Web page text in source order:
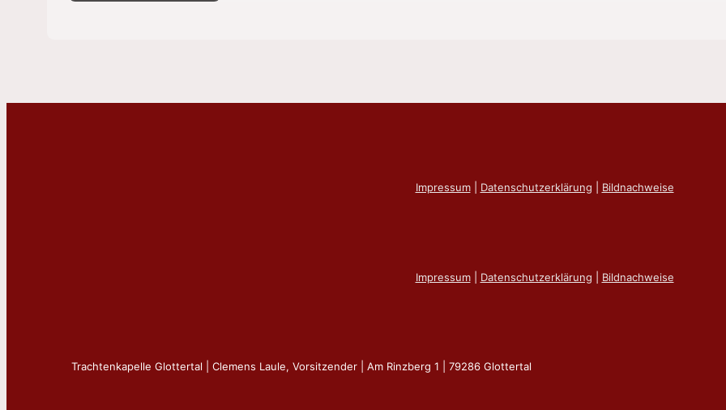
Impressum| Datenschutzerklärung Bildnachweise
Impressum| Datenschutzerklärung Bildnachweise
Trachtenkapelle Glottertal | Clemens Laule, Vorsitzender | Am Rinzberg 1 | 79286 Glottertal